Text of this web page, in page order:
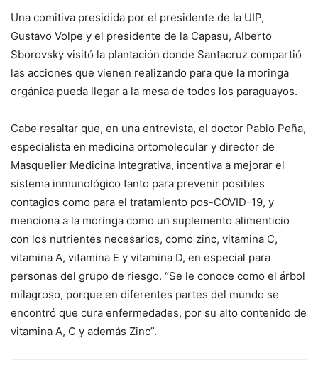
Una comitiva presidida por el presidente de la UIP,
Gustavo Volpe y el presidente de la Capasu, Alberto
Sborovsky visitó la plantación donde Santacruz compartió
las acciones que vienen realizando para que la moringa
orgánica pueda llegar a la mesa de todos los paraguayos.
Cabe resaltar que, en una entrevista, el doctor Pablo Peña,
especialista en medicina ortomolecular y director de
Masquelier Medicina Integrativa, incentiva a mejorar el
sistema inmunológico tanto para prevenir posibles
contagios como para el tratamiento pos-COVID-19, y
menciona a la moringa como un suplemento alimenticio
con los nutrientes necesarios, como zinc, vitamina C,
vitamina A, vitamina E y vitamina D, en especial para
personas del grupo de riesgo. “Se le conoce como el árbol
milagroso, porque en diferentes partes del mundo se
encontró que cura enfermedades, por su alto contenido de
vitamina A, C y además Zinc”.